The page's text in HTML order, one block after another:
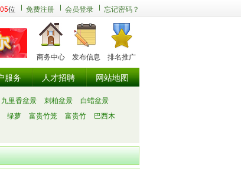
位 免费注册 会员登录 忘记密码？
商务中心 发布信息 排名推广
服务 人才招聘
网站地图
九里香盆景 刺柏盆景
白蜡盆景
绿萝 富贵竹笼 富贵竹
巴西木